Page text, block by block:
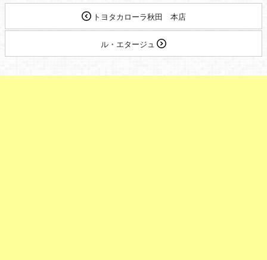
トヨタカローラ秋田 本店
ル・エタージュ